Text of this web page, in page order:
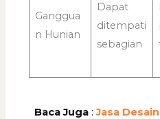
Ganggua
n Hunian
Dapat
ditempati
sebagian
Baca Juga:Jasa